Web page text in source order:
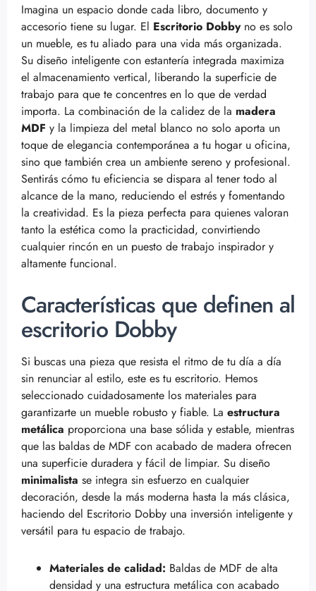
Imagina un espacio donde cada libro, documento y
accesorio tiene su lugar. El Escritorio Dobbyno es solo
un mueble, es tu aliado para una vida más organizada.
Su diseño inteligente con estantería integrada maximiza
el almacenamiento vertical, liberando la superficie de
trabajo para que te concentres en lo que de verdad
importa. La combinación de la calidez de la madera
MDF y la limpieza del metal blanco no solo aporta un
toque de elegancia contemporánea a tu hogar u oficina,
sino que también crea un ambiente sereno y profesional.
Sentirás cómo tu eficiencia se dispara al tener todo al
alcance de la mano, reduciendo el estrés y fomentando
la creatividad. Es la pieza perfecta para quienes valoran
tanto la estética como la practicidad, convirtiendo
cualquier rincón en un puesto de trabajo inspirador y
altamente funcional.
Características que definen al
escritorio Dobby
Si buscas una pieza que resista el ritmo de tu día a día
sin renunciar al estilo, este es tu escritorio. Hemos
seleccionado cuidadosamente los materiales para
garantizarte un mueble robusto y fiable. La estructura
metálica proporciona una base sólida y estable, mientras
que las baldas de MDF con acabado de madera ofrecen
una superficie duradera y fácil de limpiar. Su diseño
minimalista se integra sin esfuerzo en cualquier
decoración, desde la más moderna hasta la más clásica,
haciendo del Escritorio Dobby una inversión inteligente y
versátil para tu espacio de trabajo.
Materiales de calidad: Baldas de MDF de alta
densidad y una estructura metálica con acabado